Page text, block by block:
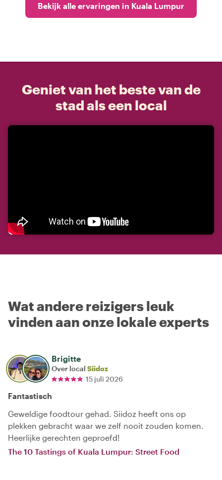
Bekijk alle ervaringen in Kuala Lumpur
Geniet van het beste van de
stad als een local
Wat andere reizigers leuk
vinden aan onze lokale experts
Brigitte
Over local Siidoz
15 juli 2026
Fantastisch
Geweldige foodtour gehad. Siidoz heeft ons op
plekken gebracht waar we zelf nooit zouden komen.
Heerlijke gerechten geproefd!
The 10 Tastings of Kuala Lumpur: Street Food